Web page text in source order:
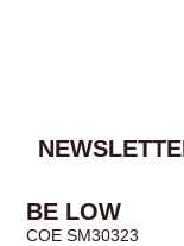
BE LOW
COE SM30323